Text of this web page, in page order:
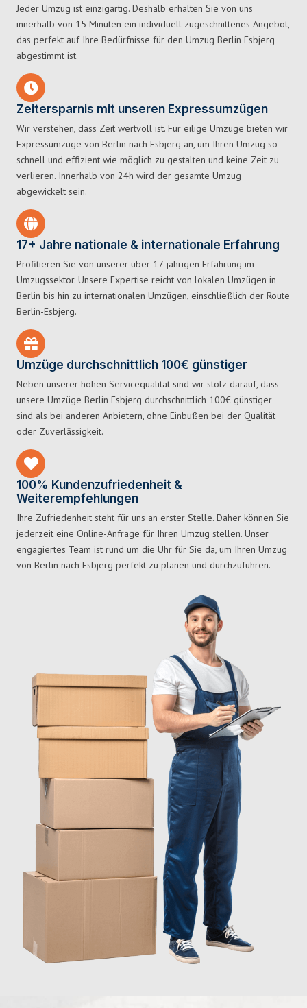
Jeder Umzug ist einzigartig. Deshalb erhalten Sie von uns
innerhalb von 15 Minuten ein individuell zugeschnittenes Angebot,
das perfekt auf Ihre Bedürfnisse für den Umzug Berlin Esbjerg
abgestimmt ist.
Zeitersparnis mit unseren Expressumzügen
Wir verstehen, dass Zeit wertvoll ist. Für eilige Umzüge bieten wir
Expressumzüge von Berlin nach Esbjerg an, um Ihren Umzug so
schnell und effizient wie möglich zu gestalten und keine Zeit zu
verlieren. Innerhalb von 24h wird der gesamte Umzug
abgewickelt sein.
17+ Jahre nationale & internationale Erfahrung
Profitieren Sie von unserer über 17-jährigen Erfahrung im
Umzugssektor. Unsere Expertise reicht von lokalen Umzügen in
Berlin bis hin zu internationalen Umzügen, einschließlich der Route
Berlin-Esbjerg.
Umzüge durchschnittlich 100€ günstiger
Neben unserer hohen Servicequalität sind wir stolz darauf, dass
unsere Umzüge Berlin Esbjerg durchschnittlich 100€ günstiger
sind als bei anderen Anbietern, ohne Einbußen bei der Qualität
oder Zuverlässigkeit.
100% Kundenzufriedenheit &
Weiterempfehlungen
Ihre Zufriedenheit steht für uns an erster Stelle. Daher können Sie
jederzeit eine Online-Anfrage für Ihren Umzug stellen. Unser
engagiertes Team ist rund um die Uhr für Sie da, um Ihren Umzug
von Berlin nach Esbjerg perfekt zu planen und durchzuführen.